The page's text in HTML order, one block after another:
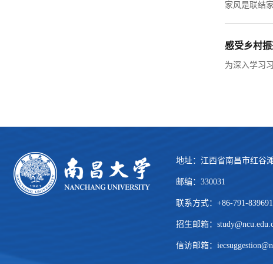
感受乡村
地址：江西省南昌市红谷
邮编：330031
联系方式：+86-791-
招生邮箱：
信访邮箱：